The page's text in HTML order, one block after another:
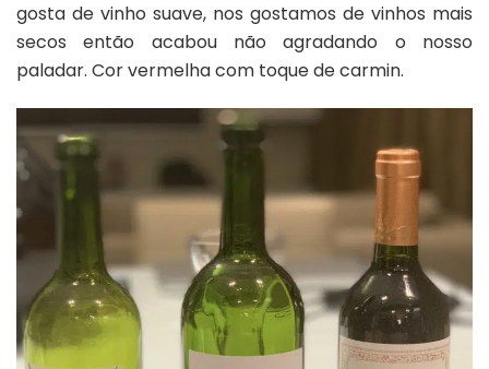
gosta de vinho suave, nos gostamos de vinhos mais
secos então acabou não agradando o nosso
paladar. Cor vermelha com toque de carmin.